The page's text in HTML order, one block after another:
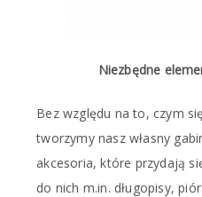
Niezbędne
Bez względu na to, czym
tworzymy nasz własny
akcesoria, które przydają
do nich m.in. długopisy,